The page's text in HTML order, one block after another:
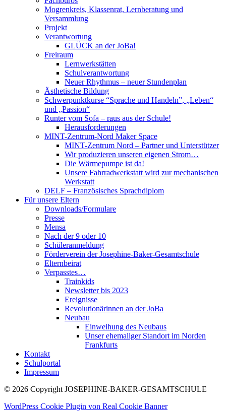
Mogrenkreis, Klassenrat, Lernberatung und
Versammlung
Projekt
Verantwortung
GLÜCK an der JoBa!
Freiraum
Lernwerkstätten
Schulverantwortung
Neuer Rhythmus – neuer Stundenplan
Ästhetische Bildung
Schwerpunktkurse “Sprache und Handeln”, „Leben“
und „Passion“
Runter vom Sofa – raus aus der Schule!
Herausforderungen
MINT-Zentrum-Nord Maker Space
MINT-Zentrum Nord – Partner und Unterstützer
Wir produzieren unseren eigenen Strom…
Die Wärmepumpe ist da!
Unsere Fahrradwerkstatt wird zur mechanischen
Werkstatt
DELF – Französisches Sprachdiplom
Für unsere Eltern
Downloads/Formulare
Presse
Mensa
Nach der 9 oder 10
Schüleranmeldung
Förderverein der Josephine-Baker-Gesamtschule
Elternbeirat
Verpasstes…
Trainkids
Newsletter bis 2023
Ereignisse
Revolutionärinnen an der JoBa
Neubau
Einweihung des Neubaus
Unser ehemaliger Standort im Norden
Frankfurts
Kontakt
Schulportal
Impressum
© 2026 Copyright JOSEPHINE-BAKER-GESAMTSCHULE
WordPress Cookie Plugin von Real Cookie Banner